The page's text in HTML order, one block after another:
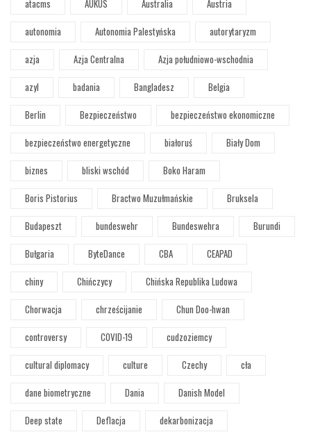
atacms
AUKUS Australia
Austria
autonomia
Autonomia Palestyńska
autorytaryzm
azja
Azja Centralna
Azja południowo-wschodnia
azyl
badania Bangladesz
Belgia
Berlin
Bezpieczeństwo
bezpieczeństwo ekonomiczne
bezpieczeństwo energetyczne
białoruś
Biały Dom
biznes
bliski wschód
Boko Haram
Boris Pistorius
Bractwo Muzułmańskie
Bruksela
Budapeszt
bundeswehr Bundeswehra
Burundi
Bułgaria
ByteDance CBA
CEAPAD
chiny
Chińczycy
Chińska Republika Ludowa
Chorwacja
chrześcijanie
Chun Doo-hwan
controversy
COVID-19
cudzoziemcy
cultural diplomacy
culture Czechy
cła
dane biometryczne
Dania
Danish Model
Deep state
Deflacja dekarbonizacja